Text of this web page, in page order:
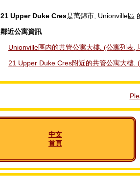
21 Upper Duke Cres是萬錦市, Unionville區
鄰近公寓資訊
Unionville區内的共管公寓大樓. (公寓列表,
21 Upper Duke Cres附近的共管公寓大樓.
中文
首頁